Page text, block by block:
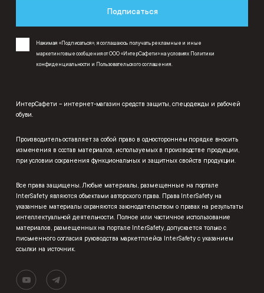
Подписаться
Нажимая «Подписаться», я соглашаюсь получать рекламные и иные
маркетинговые сообщения от ООО «ИнтерСафети» на условиях Политики
конфиденциальности и Пользовательского соглашения.
ИнтерСафети – интернет-магазин средств защиты, спецодежды и рабочей
обуви.
Производитель оставляет за собой право в одностороннем порядке вносить
изменения в состав материалов, используемых в производстве продукции,
при условии сохранения функциональных и защитных свойств продукции.
Все права защищены. Любые материалы, размещенные на портале
InterSafety являются объектами авторского права. Права InterSafety на
указанные материалы охраняются законодательством о правах на результаты
интеллектуальной деятельности. Полное или частичное использование
материалов, размещенных на портале InterSafety, допускается только с
письменного согласия руководства маркетплейса InterSafety с указанием
ссылки на источник.